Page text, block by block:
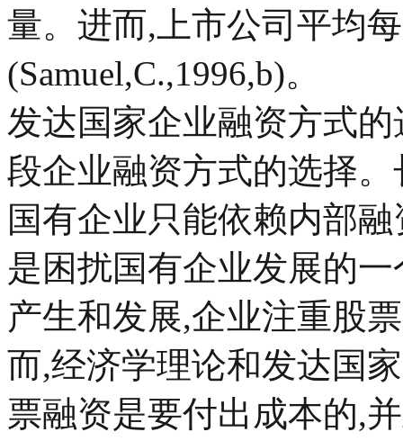
量。进而,上市公司平均
(Samuel,C.,1996,b)。
发达国家企业融资方式
段企业融资方式的选择
国有企业只能依赖内部
是困扰国有企业发展的
产生和发展,企业注重股
而,经济学理论和发达国
票融资是要付出成本的,